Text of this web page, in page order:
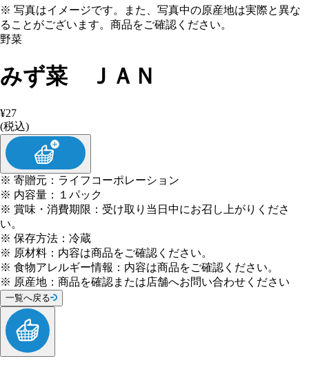
※ 写真はイメージです。また、写真中の原産地は実際と異な
ることがございます。商品をご確認ください。
野菜
みず菜 ＪＡＮ
¥27
(税込)
※ 寄贈元 ： ライフコーポレーション
※ 内容量 ：
１パック
※ 賞味・消費期限 ： 受け取り当日中にお召し上がりくださ
い。
※ 保存方法 ： 冷蔵
※ 原材料 ： 内容は商品をご確認ください。
※ 食物アレルギー情報 ： 内容は商品をご確認ください。
※ 原産地 ： 商品を確認または店舗へお問い合わせください
一覧へ戻る